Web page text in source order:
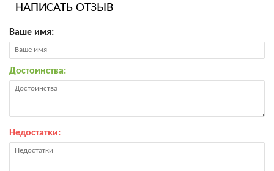
НАПИСАТЬ ОТЗЫВ
Ваше имя:
Достоинства:
Недостатки: